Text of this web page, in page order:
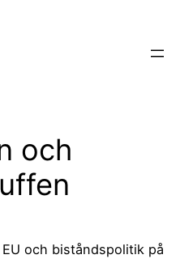
och
och biståndspolitik på